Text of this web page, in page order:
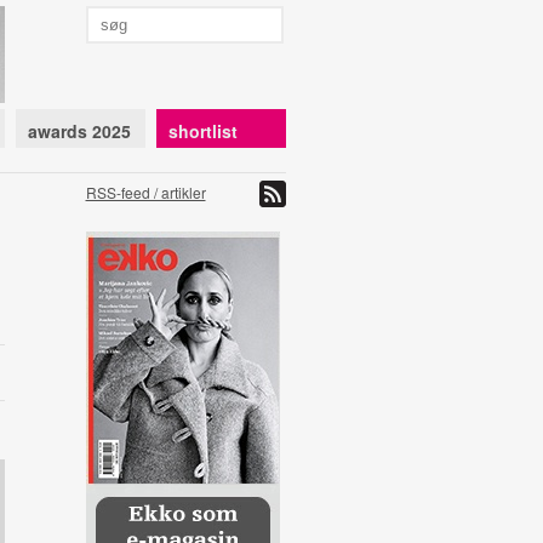
awards 2025 shortlist
RSS-feed / artikler